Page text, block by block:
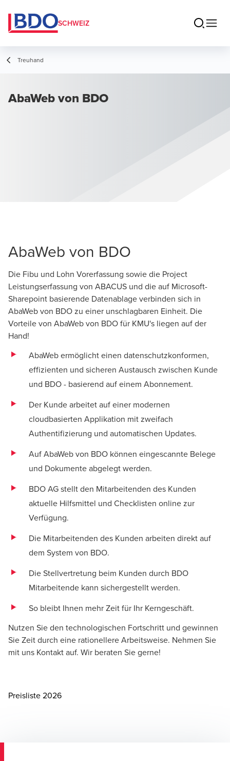
SCHWEIZ
Treuhand
AbaWeb von BDO
AbaWeb von BDO
Die Fibu und Lohn Vorerfassung sowie die Project
Leistungserfassung von ABACUS und die auf Microsoft-
Sharepoint basierende Datenablage verbinden sich in
AbaWeb von BDO zu einer unschlagbaren Einheit. Die
Vorteile von AbaWeb von BDO für KMU's liegen auf der
Hand!
AbaWeb ermöglicht einen datenschutzkonformen,
effizienten und sicheren Austausch zwischen Kunde
und BDO - basierend auf einem Abonnement.
Der Kunde arbeitet auf einer modernen
cloudbasierten Applikation mit zweifach
Authentifizierung und automatischen Updates.
Auf AbaWeb von BDO können eingescannte Belege
und Dokumente abgelegt werden.
BDO AG stellt den Mitarbeitenden des Kunden
aktuelle Hilfsmittel und Checklisten online zur
Verfügung.
Die Mitarbeitenden des Kunden arbeiten direkt auf
dem System von BDO.
Die Stellvertretung beim Kunden durch BDO
Mitarbeitende kann sichergestellt werden.
So bleibt Ihnen mehr Zeit für Ihr Kerngeschäft.
Nutzen Sie den technologischen Fortschritt und gewinnen
Sie Zeit durch eine rationellere Arbeitsweise. Nehmen Sie
mit uns Kontakt auf. Wir beraten Sie gerne!
Preisliste 2026Opens in a new window/tab